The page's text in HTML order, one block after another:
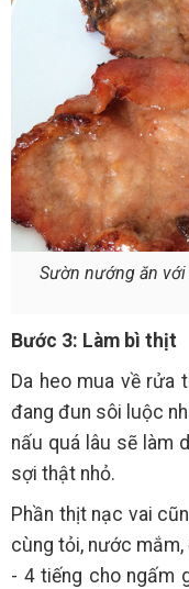
Sườn nướng ăn
Bước 3: Làm bì thịt
Da heo mua về rửa
đang đun sôi luộc
nấu quá lâu sẽ làm
sợi thật nhỏ.
Phần thịt nạc vai
cùng tỏi, nước
- 4 tiếng cho ngấm